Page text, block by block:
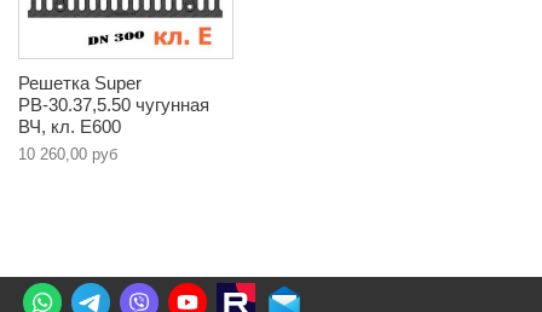
Решетка Super
РВ-30.37,5.50 чугунная
ВЧ, кл. E600
10 260,00 руб